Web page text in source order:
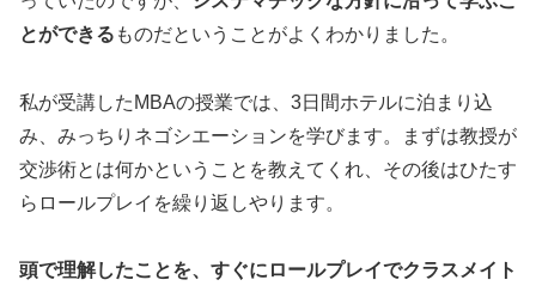
とができる ものだということがよくわかりました。
私が受講したMBAの授業では、3日間ホテルに泊まり込
み、みっちりネゴシエーションを学びます。まずは教授が
交渉術とは何かということを教えてくれ、その後はひたす
らロールプレイを繰り返しやります。
頭で理解したことを、すぐにロールプレイでクラスメイト